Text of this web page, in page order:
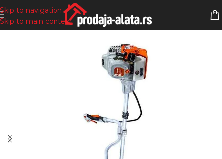
Skip to navigation
Skip to main content